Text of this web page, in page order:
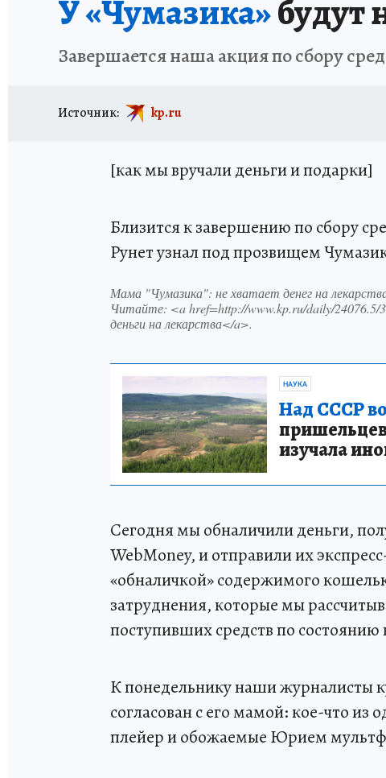
У «Чумазика»будут
Завершается наша акция по сбору
Источник: kp.ru
[как мы вручали деньги и подарки]
Близится к завершению по сбору
Рунет узнал под прозвищем
Мама "Чумазика": не хватает денег на
Читайте: <a href=http://www.kp.ru/daily/
деньги на лекарства</a>.
НАУКА
Над СССР
изучала
Сегодня мы обналичили деньги,
WebMoney, и отправили их
«обналичкой» содержимого
затруднения, которые мы
поступивших средств по
К понедельнику наши журналисты
согласован с его мамой: кое-что из
плейер и обожаемые Юрием